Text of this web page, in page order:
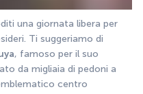
una giornata libera per
Ti suggeriamo di
, famoso per il suo
da migliaia di pedoni a
centro